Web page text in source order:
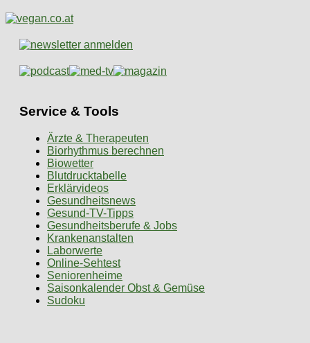
Service & Tools
Ärzte & Therapeuten
Biorhythmus berechnen
Biowetter
Blutdrucktabelle
Erklärvideos
Gesundheitsnews
Gesund-TV-Tipps
Gesundheitsberufe & Jobs
Krankenanstalten
Laborwerte
Online-Sehtest
Seniorenheime
Saisonkalender Obst & Gemüse
Sudoku